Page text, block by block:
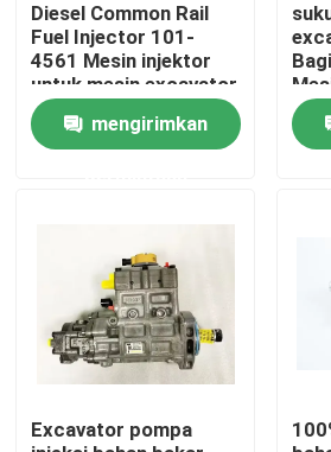
Hubungi kami
Berita
Suku Cadang KUCING
Suku cadang mesin
Diesel Common Rail
Fuel Injector 101-
4561 Mesin injektor
untuk mesin excavator
3116
mengirimkan
Excavator pompa